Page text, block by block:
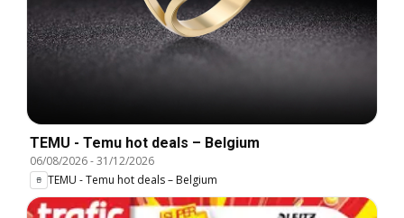
TEMU - Temu hot deals – Belgium
06/08/2026-31/12/2026
TEMU - Temu hot deals – Belgium